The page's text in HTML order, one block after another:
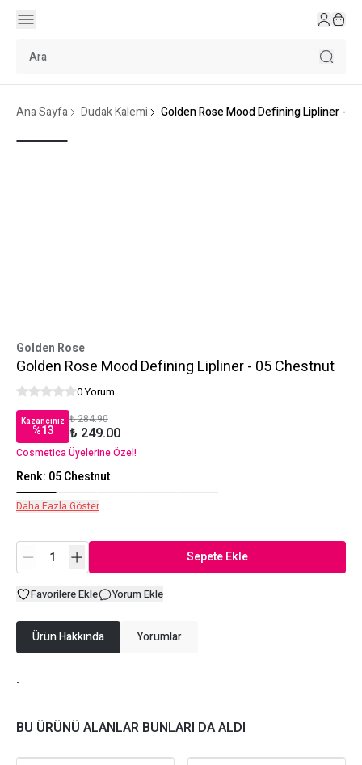
Ana Sayfa Dudak Kalemi Golden Rose Mood Defining Lipliner -
Golden Rose
Golden Rose Mood Defining Lipliner - 05 Chestnut
0 Yorum
Kazancınız
%13
₺ 284.90
₺ 249.00
Cosmetica Üyelerine Özel!
Renk: 05 Chestnut
Daha Fazla Göster
Sepete Ekle
Favorilere Ekle Yorum Ekle
Ürün Hakkında Yorumlar
-
BU ÜRÜNÜ ALANLAR BUNLARI DA ALDI